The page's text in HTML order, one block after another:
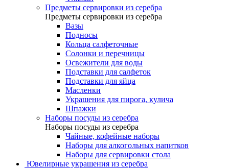
Предметы сервировки из серебра
Предметы сервировки из серебра
Вазы
Подносы
Кольца салфеточные
Солонки и перечницы
Освежители для воды
Подставки для салфеток
Подставки для яйца
Масленки
Украшения для пирога, кулича
Шпажки
Наборы посуды из серебра
Наборы посуды из серебра
Чайные, кофейные наборы
Наборы для алкогольных напитков
Наборы для сервировки стола
Ювелирные украшения из серебра